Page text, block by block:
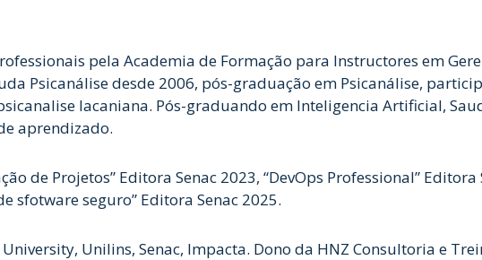
pela Academia de Formação para Instructores em
Psicanálise desde 2006, pós-graduação em Psicanálise,
lacaniana. Pós-graduando em Inteligencia Artificial,
aprendizado.
de Projetos” Editora Senac 2023, “DevOps Professional” Editora
sfotware seguro” Editora Senac 2025.
Unilins, Senac, Impacta. Dono da HNZ Consultoria e